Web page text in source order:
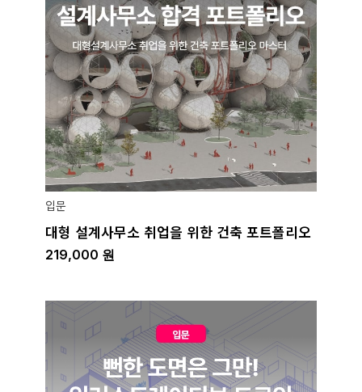
입문
대형 설계사무소 취업을 위한 건축 포트폴리오
219,000 원